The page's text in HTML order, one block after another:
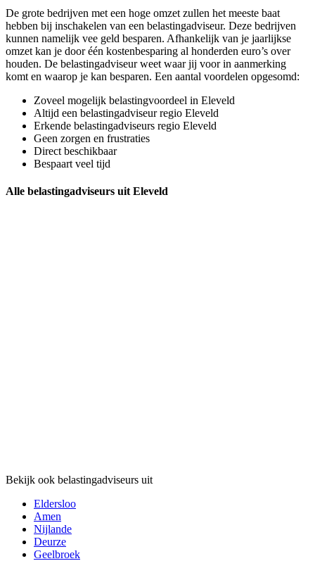
De grote bedrijven met een hoge omzet zullen het meeste baat
hebben bij inschakelen van een belastingadviseur. Deze bedrijven
kunnen namelijk vee geld besparen. Afhankelijk van je jaarlijkse
omzet kan je door één kostenbesparing al honderden euro’s over
houden. De belastingadviseur weet waar jij voor in aanmerking
komt en waarop je kan besparen. Een aantal voordelen opgesomd:
Zoveel mogelijk belastingvoordeel in Eleveld
Altijd een belastingadviseur regio Eleveld
Erkende belastingadviseurs regio Eleveld
Geen zorgen en frustraties
Direct beschikbaar
Bespaart veel tijd
Alle belastingadviseurs uit Eleveld
Bekijk ook belastingadviseurs uit
Eldersloo
Amen
Nijlande
Deurze
Geelbroek